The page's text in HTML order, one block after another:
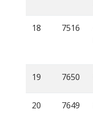
18 7516
19 7650
20 7649